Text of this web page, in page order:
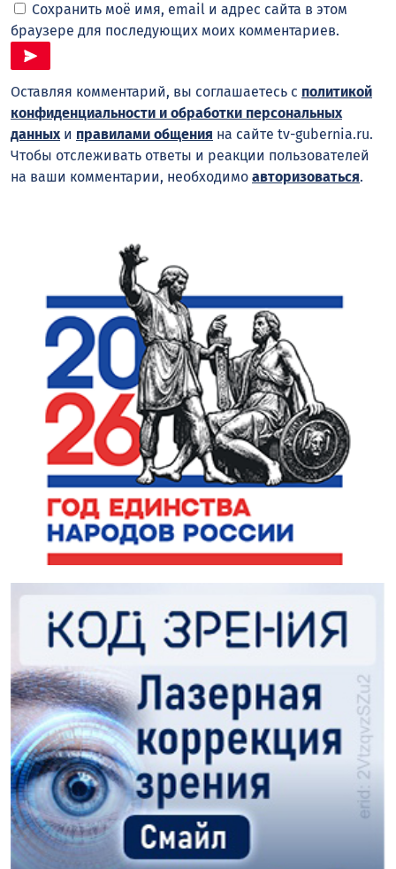
Сохранить моё имя, email и адрес сайта в этом
браузере для последующих моих комментариев.
Оставляя комментарий, вы соглашаетесь с политикой
конфиденциальности и обработки персональных
данныхи правилами общения на сайте tv-gubernia.ru.
Чтобы отслеживать ответы и реакции пользователей
на ваши комментарии, необходимо авторизоваться.